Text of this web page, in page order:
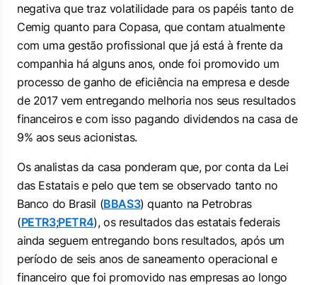
negativa que traz volatilidade para os papéis tanto de
Cemig quanto para Copasa, que contam atualmente
com uma gestão profissional que já está à frente da
companhia há alguns anos, onde foi promovido um
processo de ganho de eficiência na empresa e desde
de 2017 vem entregando melhoria nos seus resultados
financeiros e com isso pagando dividendos na casa de
9% aos seus acionistas.
Os analistas da casa ponderam que, por conta da Lei
das Estatais e pelo que tem se observado tanto no
Banco do Brasil (BBAS3) quanto na Petrobras
(PETR3;PETR4), os resultados das estatais federais
ainda seguem entregando bons resultados, após um
período de seis anos de saneamento operacional e
financeiro que foi promovido nas empresas ao longo